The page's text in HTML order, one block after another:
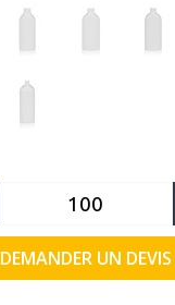
DEMANDER UN DEVIS